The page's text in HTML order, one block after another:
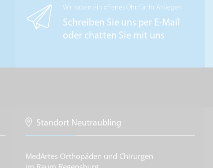
Wir haben ein offenes Ohr für Ihr Anliegen
Schreiben Sie uns per E-Mail
oder chatten Sie mit uns
Standort Neutraubling
MedArtes Orthopäden und Chirurgen